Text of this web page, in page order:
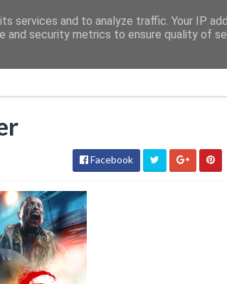
Facebook
services and to analyze traffic. Your IP
and security metrics to ensure quality of